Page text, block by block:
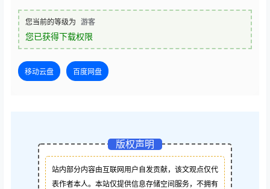
您当前的等级为 游客
您已获得下载权限
移动云盘 百度网盘
版权声明
站内部分内容由互联网用户自发贡献，该文观点仅代
表作者本人。本站仅提供信息存储空间服务，不拥有